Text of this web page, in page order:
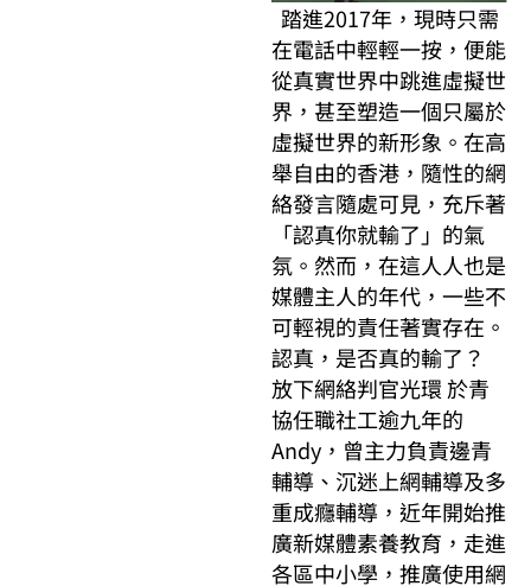
踏進2017年，現時只需
在電話中輕輕一按，便能
從真實世界中跳進虛擬世
界，甚至塑造一個只屬於
虛擬世界的新形象。在高
舉自由的香港，隨性的網
絡發言隨處可見，充斥著
「認真你就輸了」的氣
氛。然而，在這人人也是
媒體主人的年代，一些不
可輕視的責任著實存在。
認真，是否真的輸了？
放下網絡判官光環 於青
協任職社工逾九年的
Andy，曾主力負責邊青
輔導、沉迷上網輔導及多
重成癮輔導，近年開始推
廣新媒體素養教育，走進
各區中小學，推廣使用網